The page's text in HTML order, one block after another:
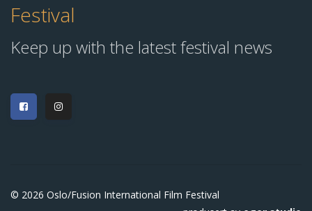
Festival
Keep up with the latest festival news
© 2026 Oslo/Fusion International Film Festival